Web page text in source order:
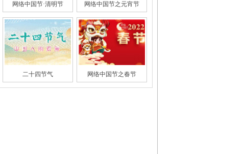
网络中国节·清明节 网络中国节之元宵节
二十四节气 网络中国节之春节